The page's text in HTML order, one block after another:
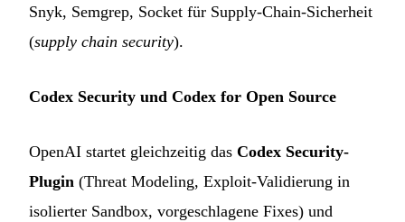
Snyk, Semgrep, Socket für Supply-Chain-Sicherheit
(supply chain security).
Codex Security und Codex for Open Source
OpenAI startet gleichzeitig das Codex Security-
Plugin (Threat Modeling, Exploit-Validierung in
isolierter Sandbox, vorgeschlagene Fixes) und